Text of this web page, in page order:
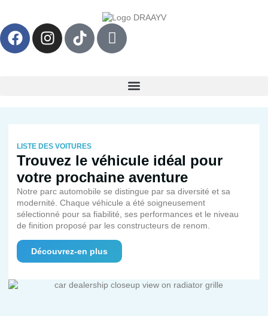
LISTE DES VOITURES
Trouvez le véhicule idéal pour
votre prochaine aventure
Notre parc automobile se distingue par sa diversité et sa
modernité. Chaque véhicule a été soigneusement
sélectionné pour sa fiabilité, ses performances et le niveau
de finition proposé par les constructeurs de renom.
Découvrez-en plus